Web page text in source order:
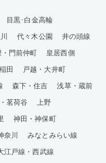
目黒･白金高輪
代々木公園
井の頭線
・門前仲町
皇居西側
田
戸越・大井町
森下・住吉
浅草・蔵前
茗荷谷
上野
神田・神保町
奈川
みなとみらい線
江戸線・西武線